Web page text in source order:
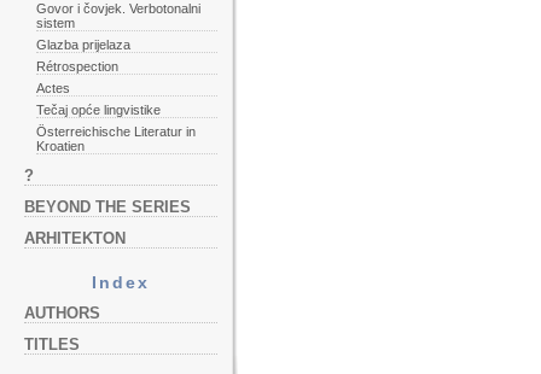
Govor i čovjek. Verbotonalni
sistem
Glazba prijelaza
Rétrospection
Actes
Tečaj opće lingvistike
Österreichische Literatur in
Kroatien
?
BEYOND THE SERIES
ARHITEKTON
Index
AUTHORS
TITLES